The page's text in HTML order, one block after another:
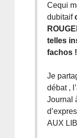
Cequi
dubitaif
telles
fachos !
Je
débat ,
Journal
AUX